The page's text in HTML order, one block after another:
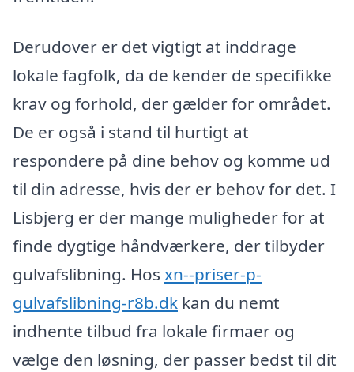
Derudover er det vigtigt at inddrage
lokale fagfolk, da de kender de specifikke
krav og forhold, der gælder for området.
De er også i stand til hurtigt at
respondere på dine behov og komme ud
til din adresse, hvis der er behov for det. I
Lisbjerg er der mange muligheder for at
finde dygtige håndværkere, der tilbyder
gulvafslibning. Hos xn--priser-p-
gulvafslibning-r8b.dk kan du nemt
indhente tilbud fra lokale firmaer og
vælge den løsning, der passer bedst til dit